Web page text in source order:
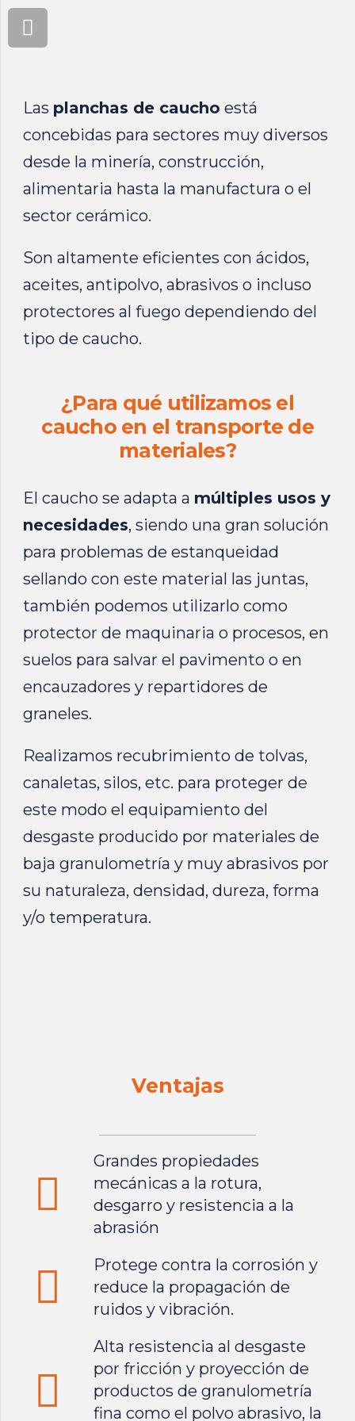
Las planchas de caucho está
concebidas para sectores muy diversos
desde la minería, construcción,
alimentaria hasta la manufactura o el
sector cerámico.
Son altamente eficientes con ácidos,
aceites, antipolvo, abrasivos o incluso
protectores al fuego dependiendo del
tipo de caucho.
¿Para qué utilizamos el
caucho en el transporte de
materiales?
El caucho se adapta a múltiples usos y
necesidades, siendo una gran solución
para problemas de estanqueidad
sellando con este material las juntas,
también podemos utilizarlo como
protector de maquinaria o procesos, en
suelos para salvar el pavimento o en
encauzadores y repartidores de
graneles.
Realizamos recubrimiento de tolvas,
canaletas, silos, etc. para proteger de
este modo el equipamiento del
desgaste producido por materiales de
baja granulometría y muy abrasivos por
su naturaleza, densidad, dureza, forma
y/o temperatura.
Ventajas
Grandes propiedades
mecánicas a la rotura,
desgarro y resistencia a la
abrasión
Protege contra la corrosión y
reduce la propagación de
ruidos y vibración.
Alta resistencia al desgaste
por fricción y proyección de
productos de granulometría
fina como el polvo abrasivo, la